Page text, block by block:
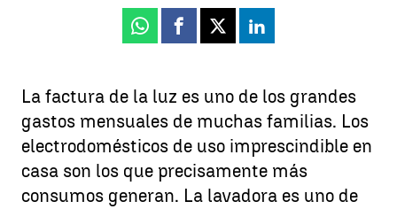
Whatsapp
Facebook
X Linkedin
La factura de la luz es uno de los grandes
gastos mensuales de muchas familias. Los
electrodomésticos de uso imprescindible en
casa son los que precisamente más
consumos generan. La lavadora es uno de